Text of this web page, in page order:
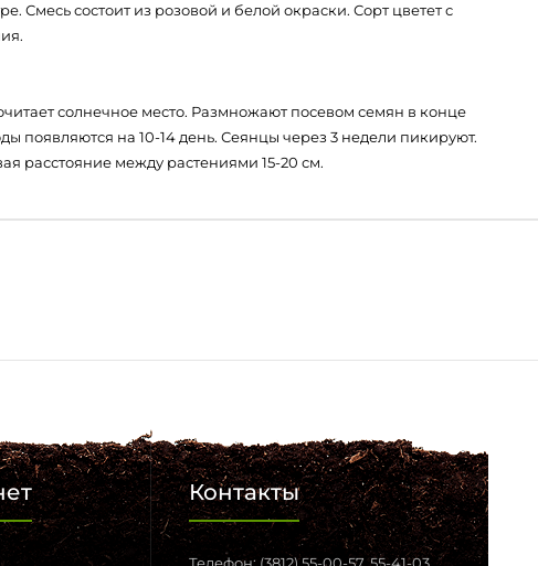
Смесь состоит из розовой и белой окраски. Сорт цветет с
солнечное место. Размножают посевом семян в конце
появляются на 10-14 день. Сеянцы через 3 недели пикируют.
расстояние между растениями 15-20 см.
Контакты